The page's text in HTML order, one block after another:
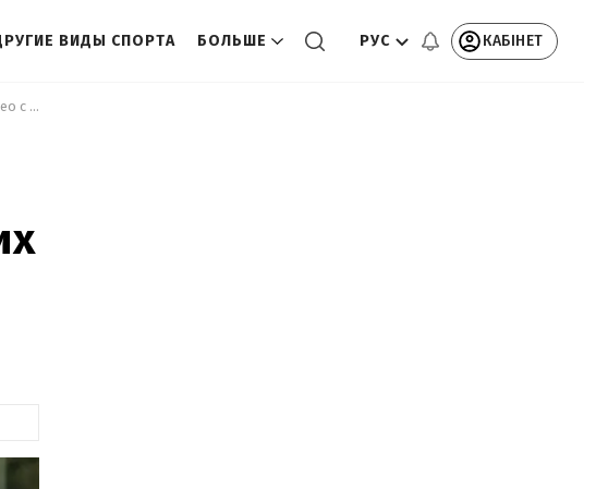
ВИДЫ СПОРТА БОЛЬШЕ РУС КАБІНЕТ
Экс-футболист сборной Украины поздравил российских коллег видео с Путиным